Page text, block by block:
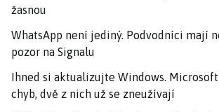
žasnou
WhatsApp není jediný. Podvodníci mají
pozor na Signalu
Ihned si aktualizujte Windows.
chyb, dvě z nich už se zneužívají